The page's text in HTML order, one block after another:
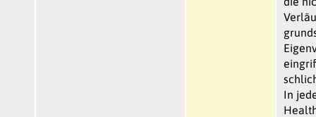
In